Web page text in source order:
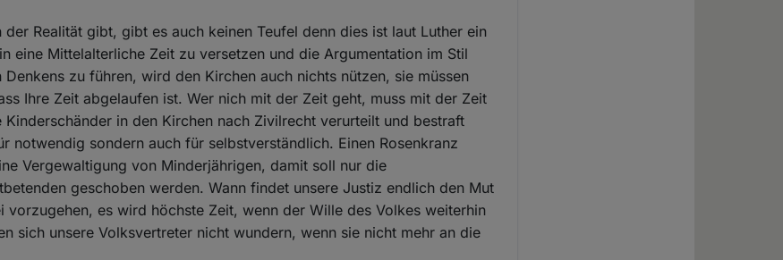
der Realität gibt, gibt es auch keinen Teufel denn dies ist laut Luther ein
eine Mittelalterliche Zeit zu versetzen und die Argumentation im Stil
Denkens zu führen, wird den Kirchen auch nichts nützen, sie müssen
Ihre Zeit abgelaufen ist. Wer nich mit der Zeit geht, muss mit der Zeit
Kinderschänder in den Kirchen nach Zivilrecht verurteilt und bestraft
notwendig sondern auch für selbstverständlich. Einen Rosenkranz
Vergewaltigung von Minderjährigen, damit soll nur die
geschoben werden. Wann findet unsere Justiz endlich den Mut
vorzugehen, es wird höchste Zeit, wenn der Wille des Volkes weiterhin
sich unsere Volksvertreter nicht wundern, wenn sie nicht mehr an die